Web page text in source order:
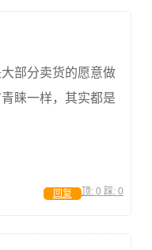
部分卖货的愿意做
睐一样，其实都是
顶: 0 踩: 0
回复